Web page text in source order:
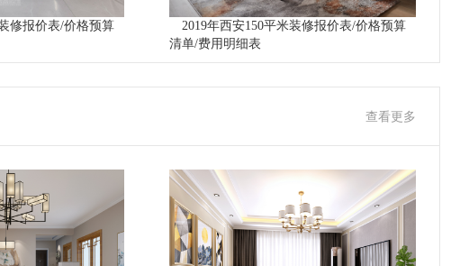
修报价表/价格预算
2019年西安150平米装修报价表/价格预算
清单/费用明细表
查看更多